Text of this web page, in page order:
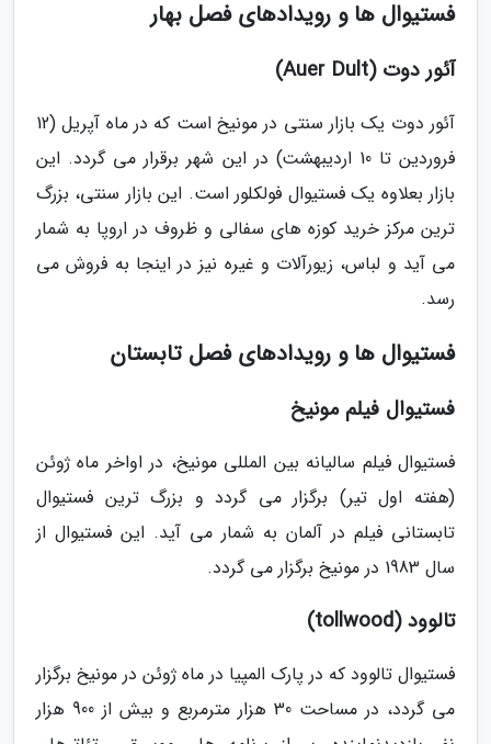
فستیوال ها و رویدادهای فصل بهار
آئور دوت (Auer Dult)
آئور دوت یک بازار سنتی در مونیخ است که در ماه آپریل (12
فروردین تا 10 اردیبهشت) در این شهر برقرار می گردد. این
بازار بعلاوه یک فستیوال فولکلور است. این بازار سنتی، بزرگ
ترین مرکز خرید کوزه های سفالی و ظروف در اروپا به شمار
می آید و لباس، زیورآلات و غیره نیز در اینجا به فروش می
رسد.
فستیوال ها و رویدادهای فصل تابستان
فستیوال فیلم مونیخ
فستیوال فیلم سالیانه بین المللی مونیخ، در اواخر ماه ژوئن
(هفته اول تیر) برگزار می گردد و بزرگ ترین فستیوال
تابستانی فیلم در آلمان به شمار می آید. این فستیوال از
سال 1983 در مونیخ برگزار می گردد.
تالوود (tollwood)
فستیوال تالوود که در پارک المپیا در ماه ژوئن در مونیخ برگزار
می گردد، در مساحت 30 هزار مترمربع و بیش از 900 هزار